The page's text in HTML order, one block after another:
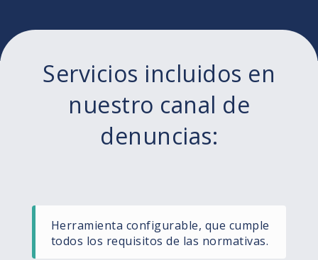
Servicios incluidos en
nuestro canal de
denuncias:
Herramienta configurable, que cumple
todos los requisitos de las normativas.